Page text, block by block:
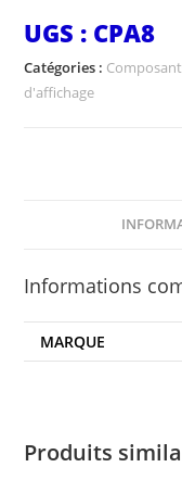
UGS : CPA8
Catégories :
d'affichage
Informations
MARQUE
Produits